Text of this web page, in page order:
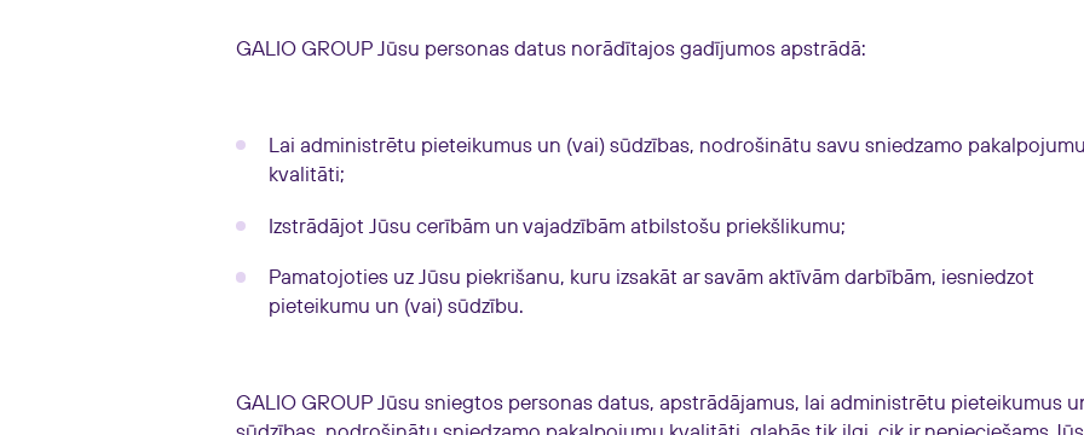
GALIO GROUP Jūsu personas datus norādītajos gadījumos apstrādā:
Lai administrētu pieteikumus un (vai) sūdzības, nodrošinātu savu sniedzamo pakalpojumu
kvalitāti;
Izstrādājot Jūsu cerībām un vajadzībām atbilstošu priekšlikumu;
Pamatojoties uz Jūsu piekrišanu, kuru izsakāt ar savām aktīvām darbībām, iesniedzot
pieteikumu un (vai) sūdzību.
GALIO GROUP Jūsu sniegtos personas datus, apstrādājamus, lai administrētu pieteikumus